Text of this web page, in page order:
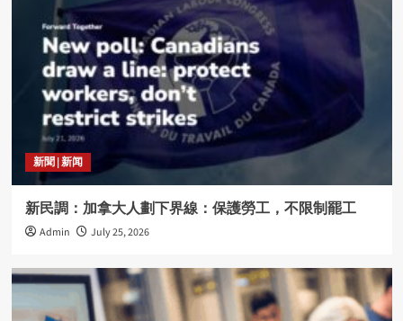
新聞 | 新闻
新民調：加拿大人劃下界線：保護勞工，不限制罷工
Admin July 25, 2026